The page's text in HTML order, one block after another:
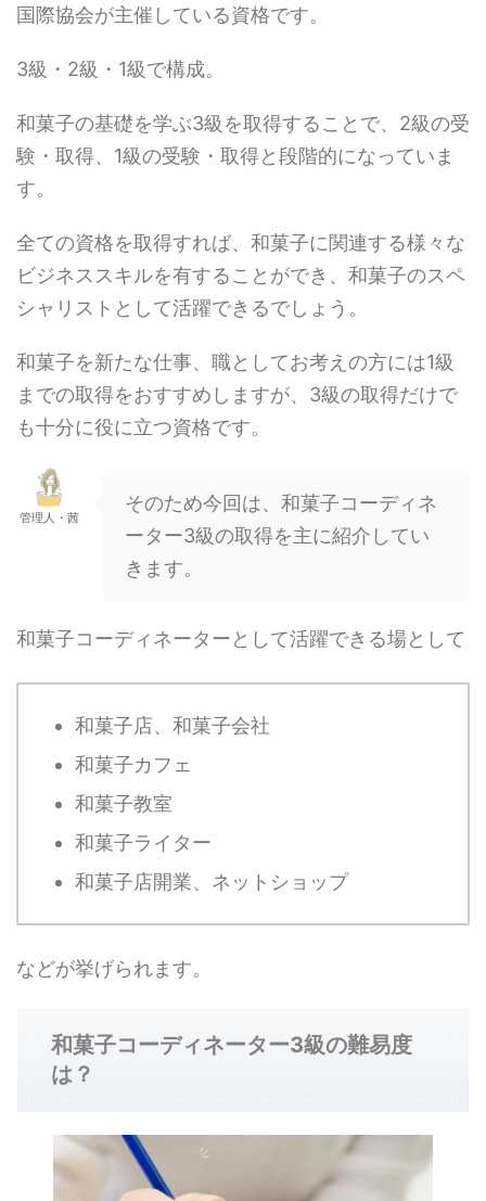
国際協会が主催している資格です。
3級・2級・1級で構成。
和菓子の基礎を学ぶ3級を取得することで、2級の受
験・取得、1級の受験・取得と段階的になっていま
す。
全ての資格を取得すれば、和菓子に関連する様々な
ビジネススキルを有することができ、和菓子のスペ
シャリストとして活躍できるでしょう。
和菓子を新たな仕事、職としてお考えの方には1級
までの取得をおすすめしますが、3級の取得だけで
も十分に役に立つ資格です。
管理人・茜
そのため今回は、和菓子コーディネ
ーター3級の取得を主に紹介してい
きます。
和菓子コーディネーターとして活躍できる場として
和菓子店、和菓子会社
和菓子カフェ
和菓子教室
和菓子ライター
和菓子店開業、ネットショップ
などが挙げられます。
和菓子コーディネーター3級の難易度
は？